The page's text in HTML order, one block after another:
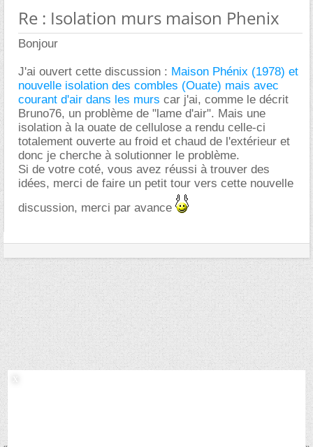
Re : Isolation murs maison Phenix
Bonjour
J'ai ouvert cette discussion : Maison Phénix (1978) et
nouvelle isolation des combles (Ouate) mais avec
courant d'air dans les murs car j'ai, comme le décrit
Bruno76, un problème de "lame d'air". Mais une
isolation à la ouate de cellulose a rendu celle-ci
totalement ouverte au froid et chaud de l'extérieur et
donc je cherche à solutionner le problème.
Si de votre coté, vous avez réussi à trouver des
idées, merci de faire un petit tour vers cette nouvelle
discussion, merci par avance